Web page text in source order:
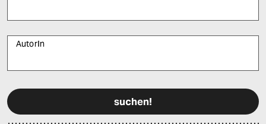
AutorIn